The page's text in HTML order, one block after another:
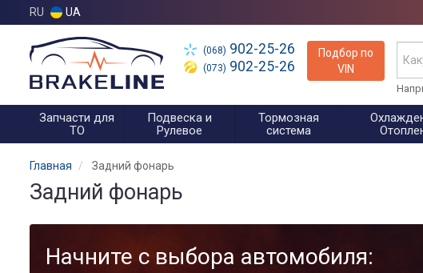
RU UA
(068) 902-25-26
(073) 902-25-26
Подбор по
VIN
Запчасти для
ТО
Подвеска и
Рулевое
Тормозная
система
Главная Задний фонарь
Задний фонарь
Начните с выбора автомобиля: